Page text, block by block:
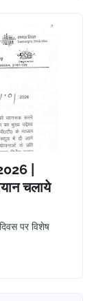
|
चलाये
पर विशेष